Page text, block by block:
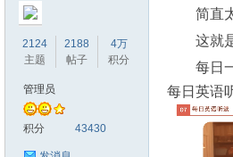
2124
主题
2188
帖子
4万
积分
管理员
积分 43430
简直
这就
每日
每日英语